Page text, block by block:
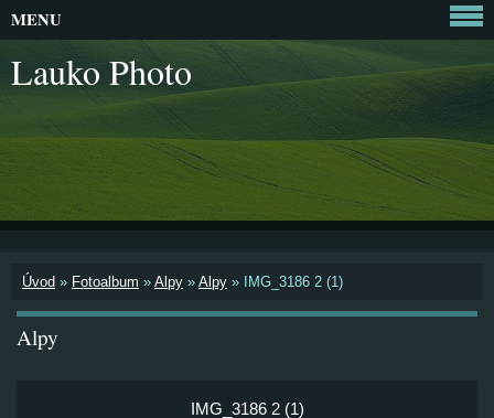
Lauko Photo
Úvod » Fotoalbum » Alpy » Alpy » IMG_3186 2 (1)
Alpy
IMG_3186 2 (1)
MENU